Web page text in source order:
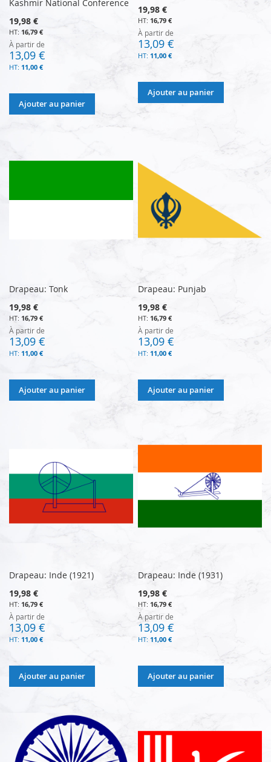
Kashmir National Conference
19,98 €
16,79 €
À partir de
13,09 €
11,00 €
Ajouter au panier
19,98 €
16,79 €
À partir de
13,09 €
11,00 €
Ajouter au panier
Drapeau: Tonk
19,98 €
16,79 €
À partir de
13,09 €
11,00 €
Ajouter au panier
Drapeau: Punjab
19,98 €
16,79 €
À partir de
13,09 €
11,00 €
Ajouter au panier
Drapeau: Inde (1921)
19,98 €
16,79 €
À partir de
13,09 €
11,00 €
Ajouter au panier
Drapeau: Inde (1931)
19,98 €
16,79 €
À partir de
13,09 €
11,00 €
Ajouter au panier